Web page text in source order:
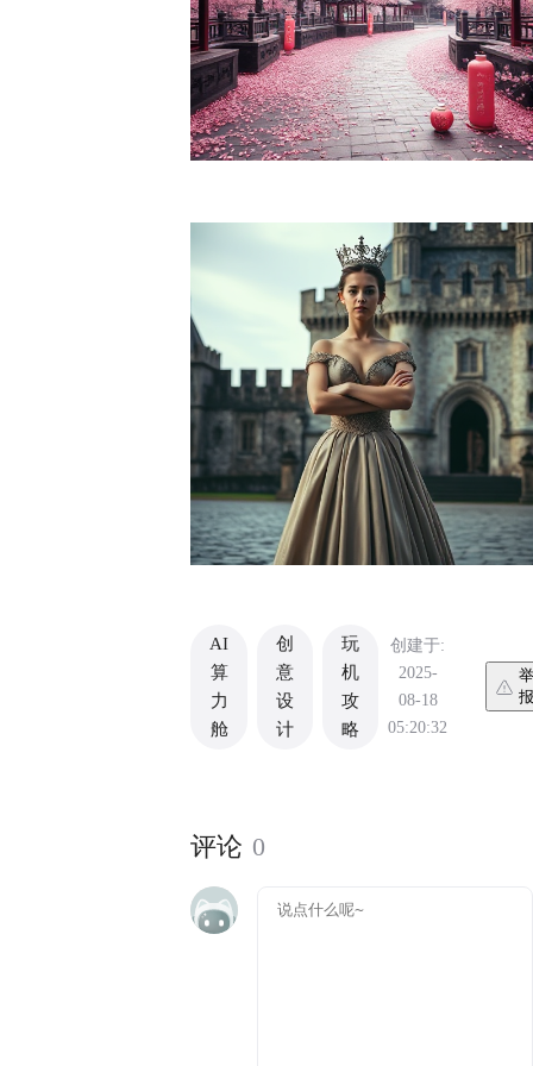
AI
算
力
舱
创
意
设
计
玩
机
攻
略
创建于:
2025-
08-18
05:20:32
举
报
评论 0